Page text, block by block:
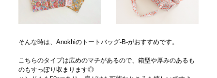
そんな時は、Anokhiのトートバッグ-B-がおすすめです。
こちらのタイプは広めのマチがあるので、箱型や厚みのあるも
のもすっぽり収まります◎